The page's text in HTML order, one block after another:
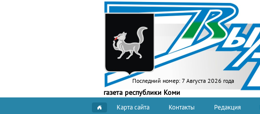
Последний номер: 7 Августа 2026 года
газета республики Коми
Карта сайта Контакты Редакция